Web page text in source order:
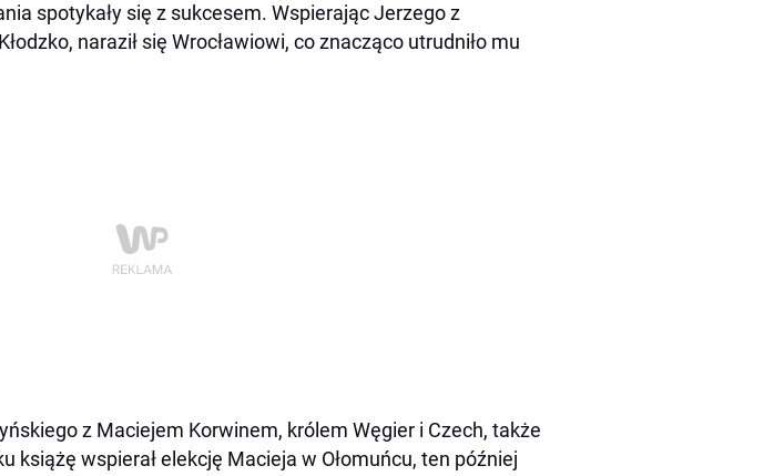
spotykały się z sukcesem. Wspierając Jerzego z
naraził się Wrocławiowi, co znacząco utrudniło mu
z Maciejem Korwinem, królem Węgier i Czech, także
książę wspierał elekcję Macieja w Ołomuńcu, ten później